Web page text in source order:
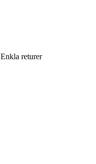
Enkla returer